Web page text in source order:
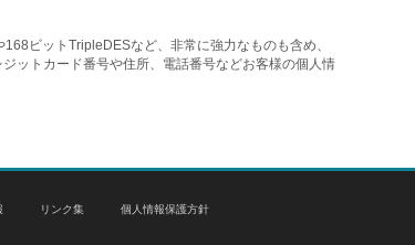
ビットTripleDESなど、非常に強力なものも含め、
ットカード番号や住所、電話番号などお客様の個人情
リンク集 個人情報保護方針